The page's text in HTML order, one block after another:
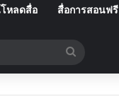
หลดสื่อ สื่อการสอนฟรี
for